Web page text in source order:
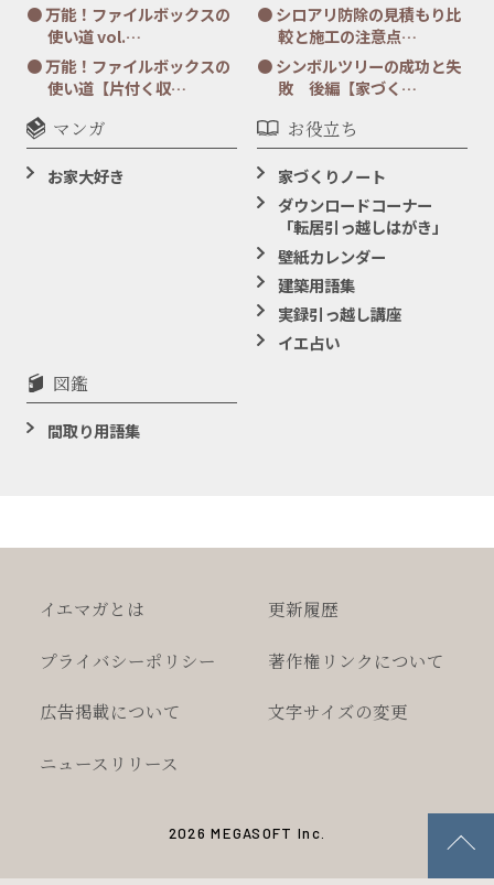
万能！ファイルボックスの
使い道 vol.…
万能！ファイルボックスの
使い道【片付く収…
シロアリ防除の見積もり比
較と施工の注意点…
シンボルツリーの成功と失
敗 後編【家づく…
マンガ
お家大好き
お役立ち
家づくりノート
ダウンロードコーナー
「転居引っ越しはがき」
壁紙カレンダー
建築用語集
実録引っ越し講座
イエ占い
図鑑
間取り用語集
イエマガとは 更新履歴
プライバシーポリシー 著作権 リンクについて
広告掲載について 文字サイズの変更
ニュースリリース
2026 MEGASOFT Inc.